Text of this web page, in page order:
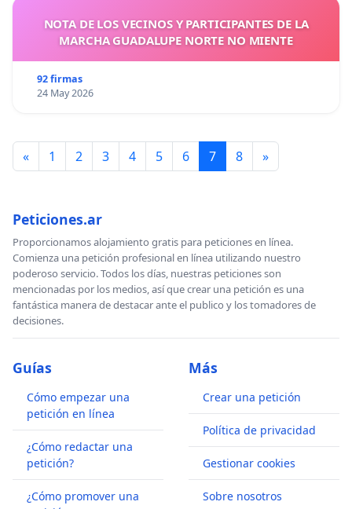
NOTA DE LOS VECINOS Y PARTICIPANTES DE LA
MARCHA GUADALUPE NORTE NO MIENTE
92 firmas
24 May 2026
« 1 2 3 4 5 6 7 8 »
Peticiones.ar
Proporcionamos alojamiento gratis para peticiones en línea.
Comienza una petición profesional en línea utilizando nuestro
poderoso servicio. Todos los días, nuestras peticiones son
mencionadas por los medios, así que crear una petición es una
fantástica manera de destacar ante el publico y los tomadores de
decisiones.
Guías
Cómo empezar una
petición en línea
¿Cómo redactar una
petición?
¿Cómo promover una
Más
Crear una petición
Política de privacidad
Gestionar cookies
Sobre nosotros